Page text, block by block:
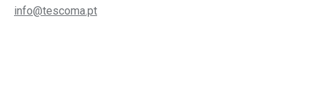
info@tescoma.pt